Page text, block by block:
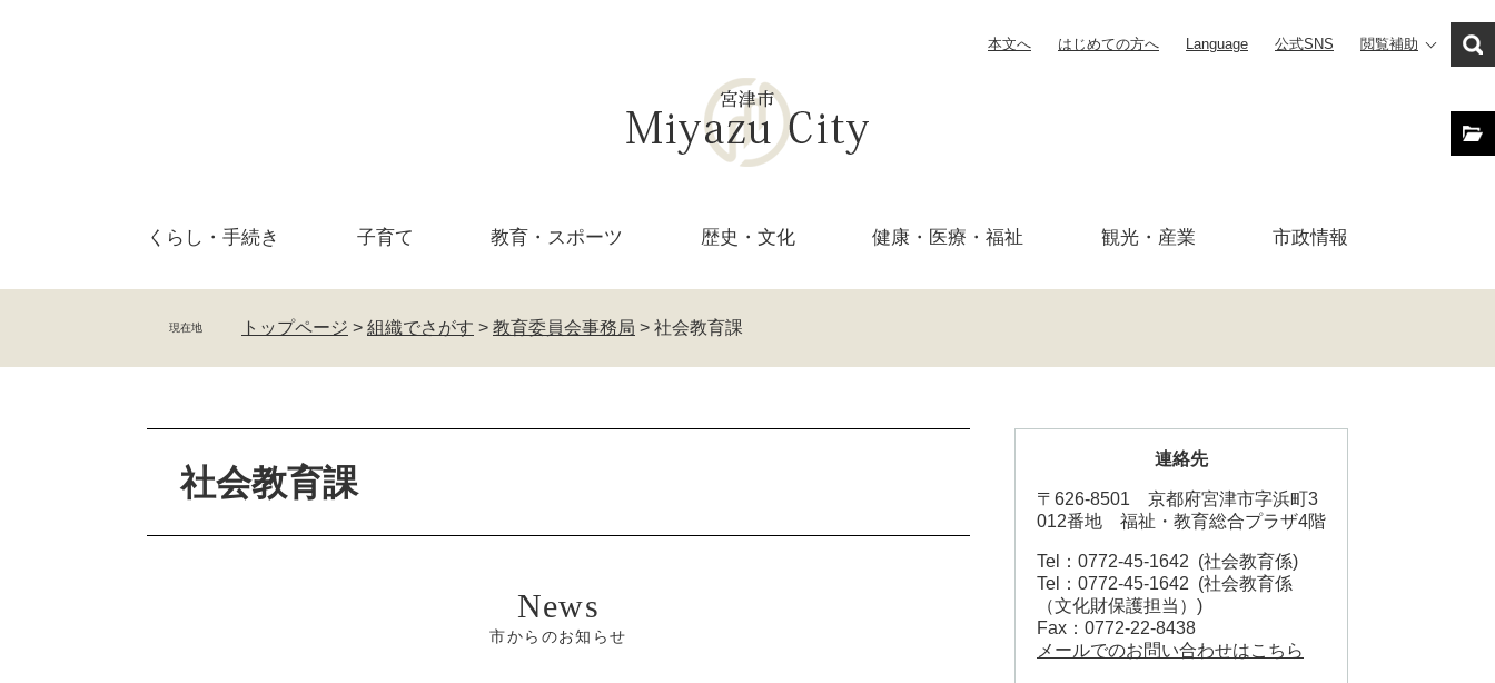
本文へ はじめての方へ Language 公式SNS 閲覧補助
くらし・ 手続き 子育て 教育・ スポーツ 歴史・文化 健康・医療・ 福祉 観光・産業 市政情報
現在地 トップページ > 組織でさがす > 教育委員会事務局 > 社会教育課
社会教育課
市からのお知らせ
連絡先
〒626-8501 京都府宮津市字浜町3
012番地 福祉・教育総合プラザ4階
Tel：0772-45-1642
社会教育係
Tel：0772-45-1642
社会教育係
（文化財保護担当）
Fax：0772-22-8438
メールでのお問い合わせはこちら